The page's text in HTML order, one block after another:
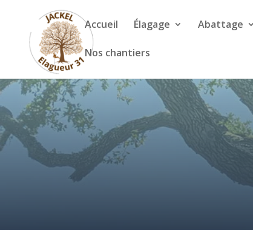
Accueil Élagage Abattage
Nos chantiers